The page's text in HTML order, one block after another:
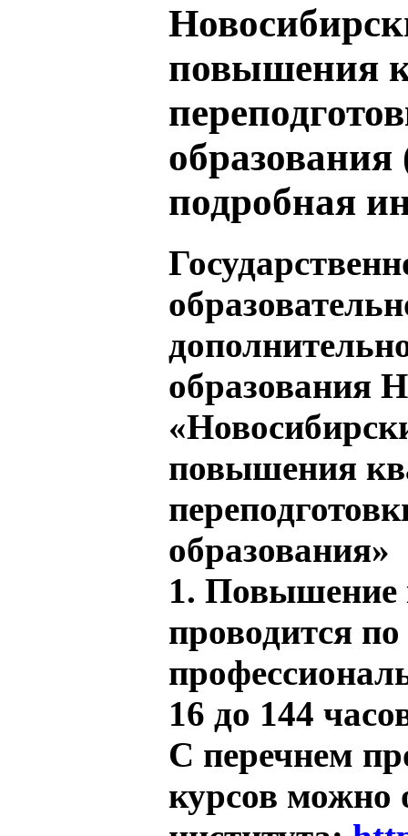
повышения
подробная
образования
повышения
образования»
1. Повышение
проводится
16 до 144
С перечнем
курсов можно